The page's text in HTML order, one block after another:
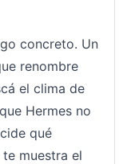
concreto. Un
renombre
el clima de
Hermes no
qué
muestra el